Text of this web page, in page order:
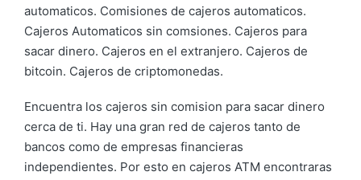
automaticos. Comisiones de cajeros automaticos.
Cajeros Automaticos sin comsiones. Cajeros para
sacar dinero. Cajeros en el extranjero. Cajeros de
bitcoin. Cajeros de criptomonedas.
Encuentra los cajeros sin comision para sacar dinero
cerca de ti. Hay una gran red de cajeros tanto de
bancos como de empresas financieras
independientes. Por esto en cajeros ATM encontraras